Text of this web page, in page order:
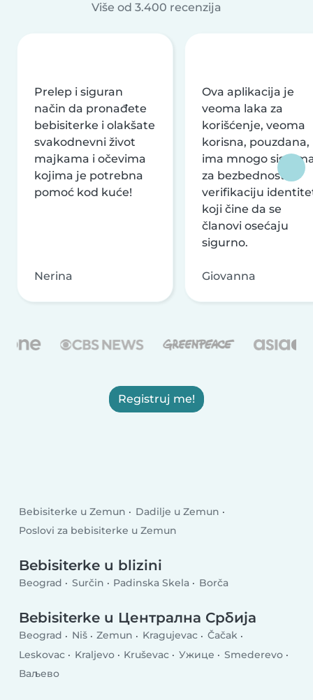
Više od 3.400 recenzija
Prelep i siguran
način da pronađete
bebisiterke i olakšate
svakodnevni život
majkama i očevima
kojima je potrebna
pomoć kod kuće!
Nerina
Ova aplikacija je
veoma laka za
korišćenje, veoma
korisna, pouzdana,
ima mnogo
za bezbednost i
verifikaciju
koji čine da se
članovi osećaju
sigurno.
Giovanna
Registruj me!
Bebisiterke u Zemun
Dadilje u Zemun
Poslovi za bebisiterke u Zemun
Bebisiterke u blizini
Beograd Surčin Padinska Skela Borča
Bebisiterke u Централна Србија
Beograd Niš Zemun Kragujevac
Čačak
Leskovac
Kraljevo Kruševac Ужице
Smederevo
Ваљево